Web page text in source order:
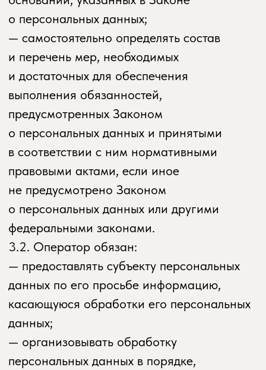
к другим субъектам персональных данных,
за исключением случаев, когда имеются
законные основания для раскрытия таких
персональных данных. Перечень
информации и порядок ее получения
установлен Законом о персональных
— требовать от оператора уточнения его
персональных данных, их блокирования
или уничтожения в случае, если
персональные данные являются
неполными, устаревшими, неточными,
незаконно полученными или не являются
необходимыми для заявленной цели
обработки, а также принимать
предусмотренные законом меры
по защите своих прав;
— выдвигать условие предварительного
согласия при обработке персональных
данных в целях продвижения на рынке
— на отзыв согласия на обработку
персональных данных, а также,
на направление требования
о прекращении обработки персональных
данных;
— обжаловать в уполномоченный орган